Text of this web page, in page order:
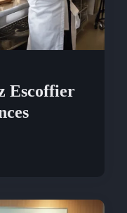
Escoffier